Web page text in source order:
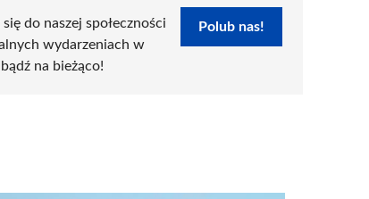
do naszej społeczności
wydarzeniach w
na bieżąco!
Polub nas!